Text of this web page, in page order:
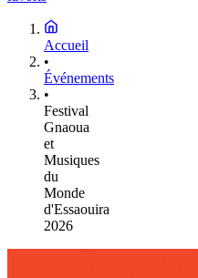
Accueil
•
Événements
•
Festival
Gnaoua
et
Musiques
du
Monde
d'Essaouira
2026